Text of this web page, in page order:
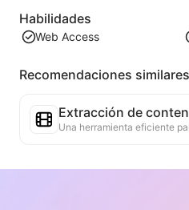
Habilidades
Web Access
Recomendaciones similares
Extracción de
Análisis de